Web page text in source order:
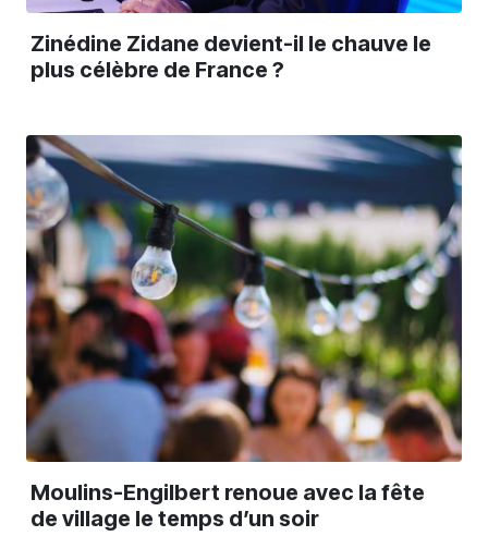
Zinédine Zidane devient-il le chauve le
plus célèbre de France ?
Moulins-Engilbert renoue avec la fête
de village le temps d’un soir